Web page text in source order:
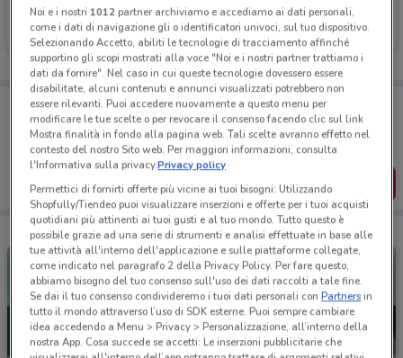
Compass
Scade il 31/01 408 m
Poste Italiane
Scade il 06/10
Porta DoveConviene sempre con te!
Puoi trovare le migliori offerte dei negozi vicino a te,
salvarle e creare la tua lista del risparmio, comodamente
dal tuo cellulare.
SCARICA L’APP
Noi e i nostri 1012partner archiviamo e accediamo ai dati personali,
come i dati di navigazione gli o identificatori univoci, sul tuo dispositivo.
Selezionando Accetto, abiliti le tecnologie di tracciamento affinché
supportino gli scopi mostrati alla voce "Noi e i nostri partner trattiamo i
dati da fornire". Nel caso in cui queste tecnologie dovessero essere
disabilitate, alcuni contenuti e annunci visualizzati potrebbero non
essere rilevanti. Puoi accedere nuovamente a questo menu per
modificare le tue scelte o per revocare il consenso facendo clic sul link
Mostra finalità in fondo alla pagina web. Tali scelte avranno effetto nel
contesto del nostro Sito web. Per maggiori informazioni, consulta
l'Informativa sulla privacy.Privacy policy
Permettici di fornirti offerte più vicine ai tuoi bisogni: Utilizzando
Shopfully/Tiendeo puoi visualizzare inserzioni e offerte per i tuoi acquisti
quotidiani più attinenti ai tuoi gusti e al tuo mondo. Tutto questo è
possibile grazie ad una serie di strumenti e analisi effettuate in base alle
tue attività all'interno dell'applicazione e sulle piattaforme collegate,
come indicato nel paragrafo 2 della Privacy Policy. Per fare questo,
abbiamo bisogno del tuo consenso sull'uso dei dati raccolti a tale fine.
Se dai il tuo consenso condivideremo i tuoi dati personali conPartnersin
tutto il mondo attraverso l’uso di SDK esterne. Puoi sempre cambiare
idea accedendo a Menu > Privacy > Personalizzazione, all’interno della
nostra App. Cosa succede se accetti: Le inserzioni pubblicitarie che